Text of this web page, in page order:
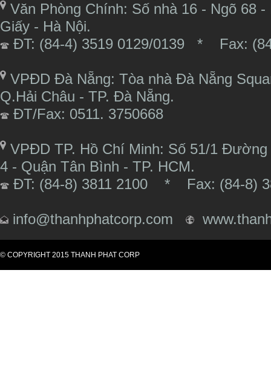
Văn Phòng Chính: Số nhà 16 - Ngõ 68
Giấy - Hà Nội.
ĐT: (84-4) 3519 0129/0139 * Fax:
VPĐD Đà Nẵng: Tòa nhà Đà Nẵng
Q.Hải Châu - TP. Đà Nẵng.
ĐT/Fax: 0511. 3750668
VPĐD TP. Hồ Chí Minh: Số 51/1
4 - Quận Tân Bình - TP. HCM.
ĐT: (84-8) 3811 2100 * Fax: (84-8)
info@thanhphatcorp.com
© COPYRIGHT 2015 THANH PHAT CORP